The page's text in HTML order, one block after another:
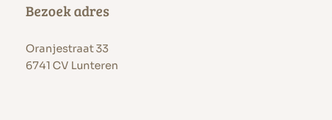
Bezoek adres
Oranjestraat 33
6741 CV Lunteren